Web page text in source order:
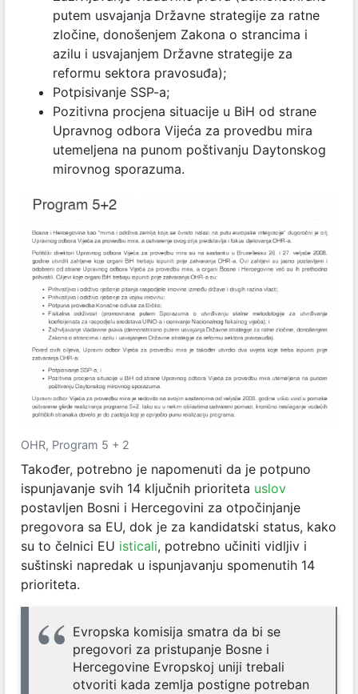
putem usvajanja Državne strategije za ratne
zločine, donošenjem Zakona o strancima i
azilu i usvajanjem Državne strategije za
reformu sektora pravosuđa);
Potpisivanje SSP-a;
Pozitivna procjena situacije u BiH od strane
Upravnog odbora Vijeća za provedbu mira
utemeljena na punom poštivanju Daytonskog
mirovnog sporazuma.
OHR, Program 5 + 2
Također, potrebno je napomenuti da je potpuno
ispunjavanje svih 14 ključnih prioriteta uslov
postavljen Bosni i Hercegovini za otpočinjanje
pregovora sa EU, dok je za kandidatski status, kako
su to čelnici EU isticali, potrebno učiniti vidljiv i
suštinski napredak u ispunjavanju spomenutih 14
prioriteta.
Evropska komisija smatra da bi se
pregovori za pristupanje Bosne i
Hercegovine Evropskoj uniji trebali
otvoriti kada zemlja postigne potreban